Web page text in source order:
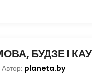
Автор: planeta.by